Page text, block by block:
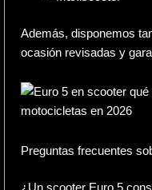
Además, disponemos
ocasión revisadas y
Preguntas frecuentes
¿Un scooter Euro 5